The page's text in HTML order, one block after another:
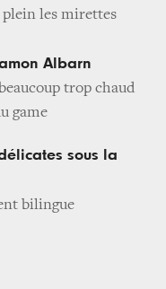
plein les mirettes
Albarn
trop chaud
game
sous la
bilingue